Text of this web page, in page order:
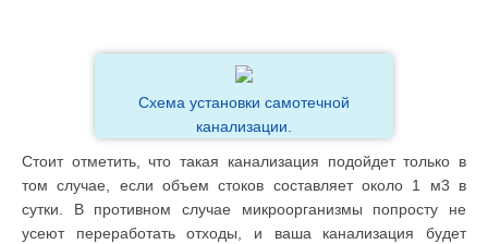
Схема установки самотечной
канализации.
Стоит отметить, что такая канализация подойдет только в
том случае, если объем стоков составляет около 1 м3 в
сутки. В противном случае микроорганизмы попросту не
усеют переработать отходы, и ваша канализация будет